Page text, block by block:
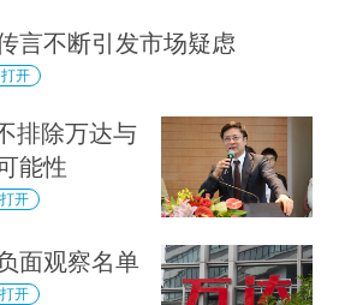
言不断引发市场疑虑
开
排除万达与
能性
开
面观察名单
开